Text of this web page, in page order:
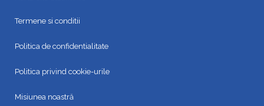
Termene si conditii
Politica de confidentialitate
Politica privind cookie-urile
Misiunea noastră